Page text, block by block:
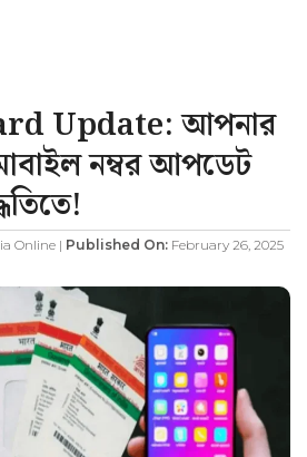
Update: আপনার
নম্বর আপডেট
Online | Published On: February 26, 2025